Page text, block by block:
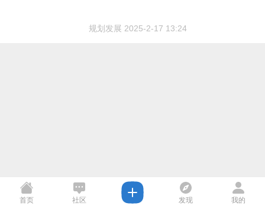
规划发展 2025-2-17 13:24
首页 社区 发现 我的